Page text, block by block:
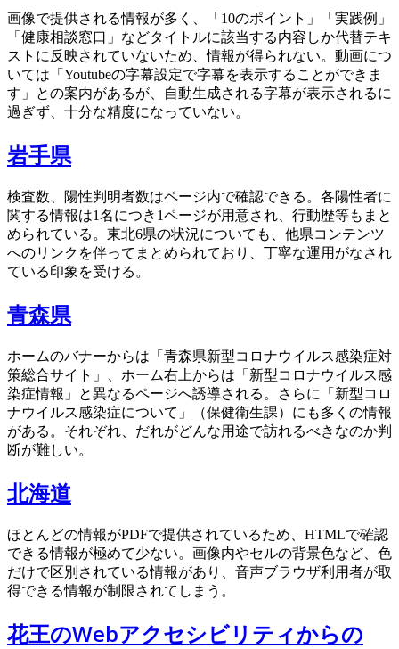
画像で提供される情報が多く、「10のポイント」「実践例」
「健康相談窓口」などタイトルに該当する内容しか代替テキ
ストに反映されていないため、情報が得られない。動画につ
いては「Youtubeの字幕設定で字幕を表示することができま
す」との案内があるが、自動生成される字幕が表示されるに
過ぎず、十分な精度になっていない。
岩手県
検査数、陽性判明者数はページ内で確認できる。各陽性者に
関する情報は1名につき1ページが用意され、行動歴等もまと
められている。東北6県の状況についても、他県コンテンツ
へのリンクを伴ってまとめられており、丁寧な運用がなされ
ている印象を受ける。
青森県
ホームのバナーからは「青森県新型コロナウイルス感染症対
策総合サイト」、ホーム右上からは「新型コロナウイルス感
染症情報」と異なるページへ誘導される。さらに「新型コロ
ナウイルス感染症について」（保健衛生課）にも多くの情報
がある。それぞれ、だれがどんな用途で訪れるべきなのか判
断が難しい。
北海道
ほとんどの情報がPDFで提供されているため、HTMLで確認
できる情報が極めて少ない。画像内やセルの背景色など、色
だけで区別されている情報があり、音声ブラウザ利用者が取
得できる情報が制限されてしまう。
花王のWebアクセシビリティからの